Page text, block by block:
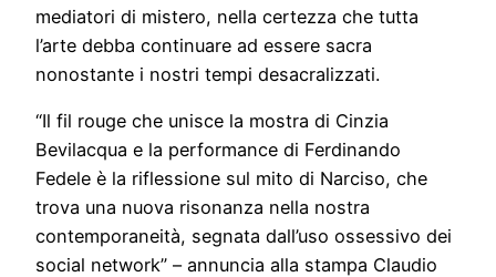
mediatori di mistero, nella certezza che tutta
l’arte debba continuare ad essere sacra
nonostante i nostri tempi desacralizzati.
“Il fil rouge che unisce la mostra di Cinzia
Bevilacqua e la performance di Ferdinando
Fedele è la riflessione sul mito di Narciso, che
trova una nuova risonanza nella nostra
contemporaneità, segnata dall’uso ossessivo dei
social network” – annuncia alla stampa Claudio